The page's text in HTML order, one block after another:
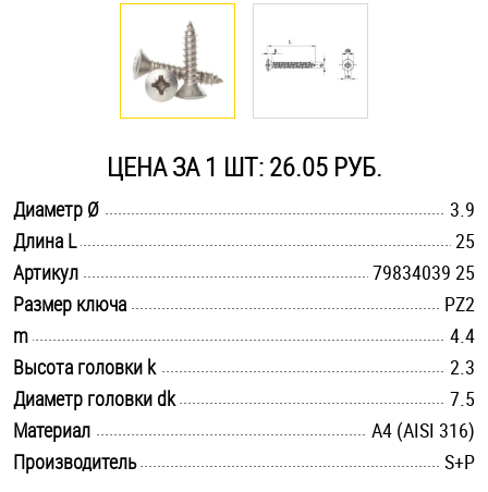
Саморезы и шурупы
Такелаж
Хомуты
Шайбы
Шпильки
Шплинты
Штифты и пальцы
ЦЕНА ЗА 1 ШТ: 26.05 РУБ.
Диаметр Ø
3.9
Длина L
25
Артикул
79834039 25
Размер ключа
PZ2
m
4.4
Высота головки k
2.3
Диаметр головки dk
7.5
Материал
A4 (AISI 316)
Производитель
S+P